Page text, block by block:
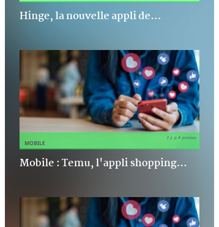
Hinge, la nouvelle appli de…
MOBILE
Mobile : Temu, l'appli shopping…
il y a 4 années